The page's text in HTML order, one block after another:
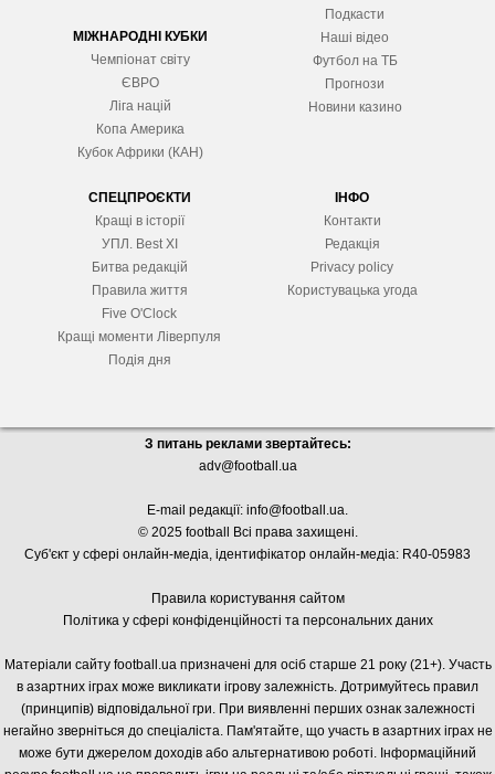
МІЖНАРОДНІ КУБКИ
Чемпіонат світу
ЄВРО
Ліга націй
Копа Америка
Кубок Африки (КАН)
Подкасти
Наші відео
Футбол на ТБ
Прогнози
Новини казино
СПЕЦПРОЄКТИ
Кращі в історії
УПЛ. Best XІ
Битва редакцій
Правила життя
Five O'Clock
Кращі моменти Ліверпуля
Подія дня
ІНФО
Контакти
Редакція
Privacy policy
Користувацька угода
З питань реклами звертайтесь:
adv@football.ua
E-mail редакції: info@football.ua.
© 2025 football Всі права захищені.
Суб'єкт у сфері онлайн-медіа, ідентифікатор онлайн-медіа: R40-05983
Правила користування сайтом
Політика у сфері конфіденційності та персональних даних
Матеріали сайту football.ua призначені для осіб старше 21 року (21+). Участь
в азартних іграх може викликати ігрову залежність. Дотримуйтесь правил
(принципів) відповідальної гри. При виявленні перших ознак залежності
негайно зверніться до спеціаліста. Пам'ятайте, що участь в азартних іграх не
може бути джерелом доходів або альтернативою роботі. Інформаційний